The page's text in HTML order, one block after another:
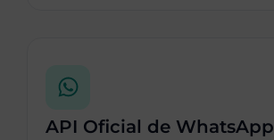
API Oficial de WhatsApp